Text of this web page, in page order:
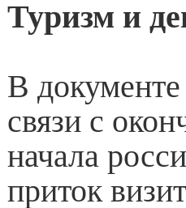
Туризм и
В документе
связи с
начала
приток